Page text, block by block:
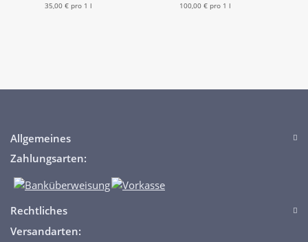
35,00 € pro 1 l 100,00 € pro 1 l
Allgemeines
Zahlungsarten:
Rechtliches
Versandarten: